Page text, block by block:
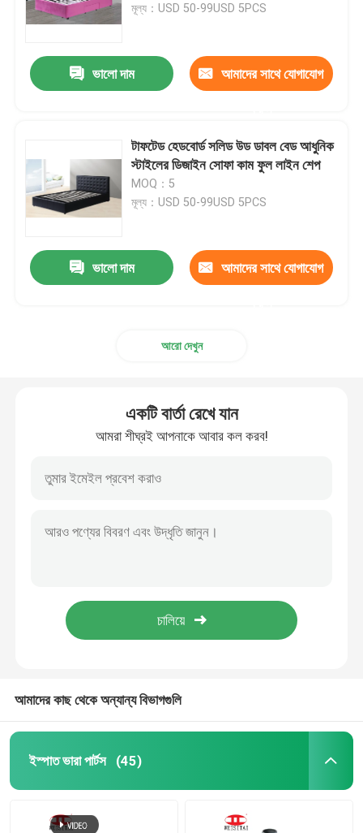
মূল্য：USD 50-99USD 5PCS
ভালো দাম আমাদের সাথে যোগাযোগ
টাফটেড হেডবোর্ড সলিড উড ডাবল বেড আধুনিক
স্টাইলের ডিজাইন সোফা কাম ফুল লাইন শেপ
MOQ：5
মূল্য：USD 50-99USD 5PCS
ভালো দাম আমাদের সাথে যোগাযোগ
আরো দেখুন
একটি বার্তা রেখে যান
আমরা শীঘ্রই আপনাকে আবার কল করব!
আমাদের কাছ থেকে অন্যান্য বিভাগগুলি
ইস্পাত ভারা পার্টস (45)